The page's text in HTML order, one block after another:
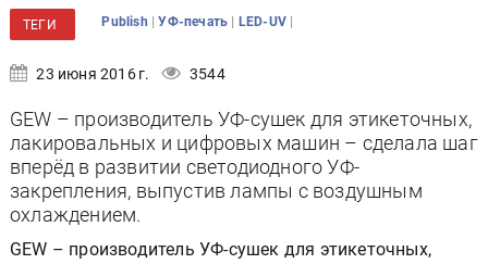
ТЕГИ Publish |УФ-печать | LED-UV |
23 июня 2016 г. 3544
GEW – производитель УФ-сушек для этикеточных,
лакировальных и цифровых машин – сделала шаг
вперёд в развитии светодиодного УФ-
закрепления, выпустив лампы с воздушным
охлаждением.
GEW – производитель УФ-сушек для этикеточных,